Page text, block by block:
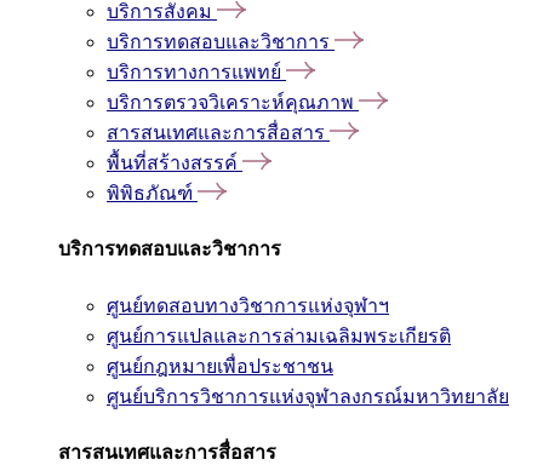
บริการสังคม
บริการทดสอบและวิชาการ
บริการทางการแพทย์
บริการตรวจวิเคราะห์คุณภาพ
สารสนเทศและการสื่อสาร
พื้นที่สร้างสรรค์
พิพิธภัณฑ์
บริการทดสอบและวิชาการ
ศูนย์ทดสอบทางวิชาการแห่งจุฬาฯ
ศูนย์การแปลและการล่ามเฉลิมพระเกียรติ
ศูนย์กฎหมายเพื่อประชาชน
ศูนย์บริการวิชาการแห่งจุฬาลงกรณ์มหาวิทยาลัย
สารสนเทศและการสื่อสาร